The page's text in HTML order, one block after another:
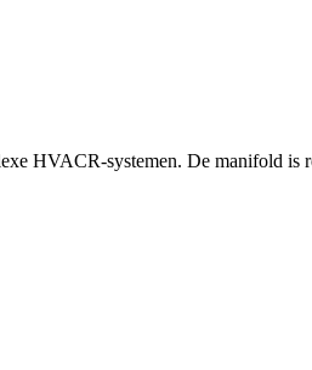
HVACR-systemen. De manifold is